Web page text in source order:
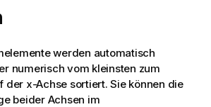
werden automatisch
numerisch vom kleinsten zum
der x-Achse sortiert. Sie können die
beider Achsen im